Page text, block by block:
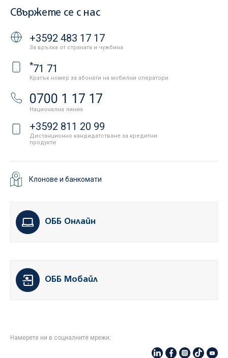
Свържете се с нас
+3592 483 17 17
За връзка от страната и чужбина
*71 71
Кратък номер за абонати на мобилни оператори
0700 1 17 17
Национална линия
+3592 811 20 99
Дистанционно кандидатстване за кредитни
продукти
Клонове и банкомати
ОББ Онлайн
ОББ Мобайл
Намерете ни в социалните мрежи: